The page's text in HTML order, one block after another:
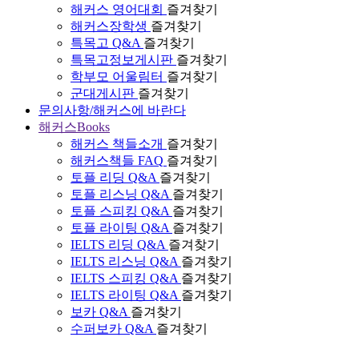
해커스 영어대회 즐겨찾기
해커스장학생 즐겨찾기
특목고 Q&A 즐겨찾기
특목고정보게시판 즐겨찾기
학부모 어울림터 즐겨찾기
군대게시판 즐겨찾기
문의사항/해커스에 바란다
해커스Books
해커스 책들소개 즐겨찾기
해커스책들 FAQ 즐겨찾기
토플 리딩 Q&A 즐겨찾기
토플 리스닝 Q&A 즐겨찾기
토플 스피킹 Q&A 즐겨찾기
토플 라이팅 Q&A 즐겨찾기
IELTS 리딩 Q&A 즐겨찾기
IELTS 리스닝 Q&A 즐겨찾기
IELTS 스피킹 Q&A 즐겨찾기
IELTS 라이팅 Q&A 즐겨찾기
보카 Q&A 즐겨찾기
수퍼보카 Q&A 즐겨찾기